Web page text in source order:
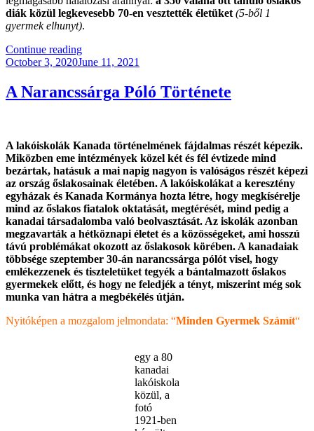
diák közül legkevesebb 70-en vesztették életüket (5-ből 1
gyermek elhunyt).
Continue reading“Kanadai
Keresztes
1831-
1996”
Posted
October 3, 2020June 11, 2021
A Narancssárga Póló Története
A lakóiskolák Kanada történelmének fájdalmas részét képezik.
Miközben eme intézmények közel két és fél évtizede mind
bezártak, hatásuk a mai napig nagyon is valóságos részét képezi
az ország őslakosainak életében. A lakóiskolákat a keresztény
egyházak és Kanada Kormánya hozta létre, hogy megkísérelje
mind az őslakos fiatalok oktatását, megtérését, mind pedig a
kanadai társadalomba való beolvasztását. Az iskolák azonban
megzavarták a hétköznapi életet és a közösségeket, ami hosszú
távú problémákat okozott az őslakosok körében. A kanadaiak
többsége szeptember 30-án narancssárga pólót visel, hogy
emlékezzenek és tiszteletüket tegyék a bántalmazott őslakos
gyermekek előtt, és hogy ne feledjék a tényt, miszerint még sok
munka van hátra a megbékélés útján.
Nyitóképen a mozgalom jelmondata: “Minden Gyermek Számít“
egy a 80
kanadai
lakóiskola
közül, a
fotó
1921-ben